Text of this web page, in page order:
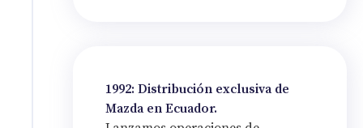
1992: Distribución exclusiva de
Mazda en Ecuador.